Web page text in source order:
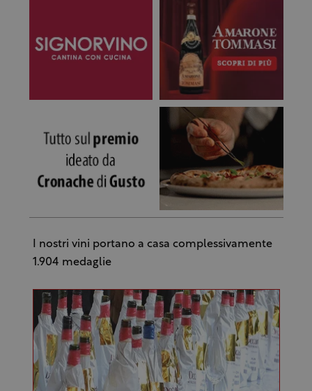
I nostri vini portano a casa complessivamente
1.904 medaglie